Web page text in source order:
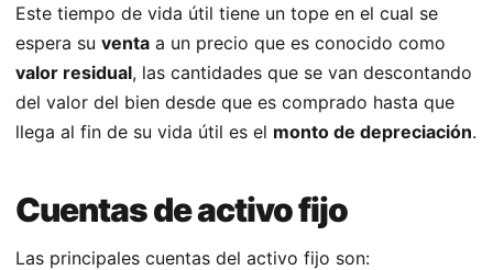
Este tiempo de vida útil tiene un tope en el cual se
espera su venta a un precio que es conocido como
valor residual, las cantidades que se van descontando
del valor del bien desde que es comprado hasta que
llega al fin de su vida útil es el monto de depreciación.
Cuentas de activo fijo
Las principales cuentas del activo fijo son: